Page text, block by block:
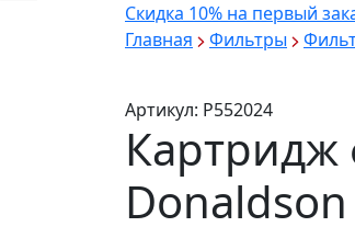
Скидка 10% на первый
Главная
Фильтры
Артикул: P552024
Картридж